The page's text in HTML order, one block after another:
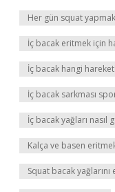
Her gün squat
İç bacak eritmek için
İç bacak hangi
İç bacak sarkması
İç bacak yağları nasıl
Kalça ve basen
Squat bacak yağlarını